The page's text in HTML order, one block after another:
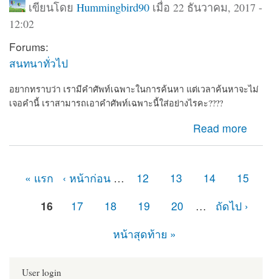
เขียนโดย Hummingbird90เมื่อ 22 ธันวาคม, 2017 -
12:02
Forums:
สนทนาทั่วไป
อยากทราบว่า เรามีคำศัพท์เฉพาะในการค้นหา แต่เวลาค้นหาจะไม่
เจอคำนี้ เราสามารถเอาคำศัพท์เฉพาะนี้ใส่อย่างไรคะ????
Read more
about ค้นหาคำที่ไม่อยากรู้วิธีเอาคำไปใส่ใน Drupal8
« แรก ‹ หน้าก่อน … 12 13 14
15
16
17 18 19 20 …
ถัดไป ›
หน้าสุดท้าย »
User login